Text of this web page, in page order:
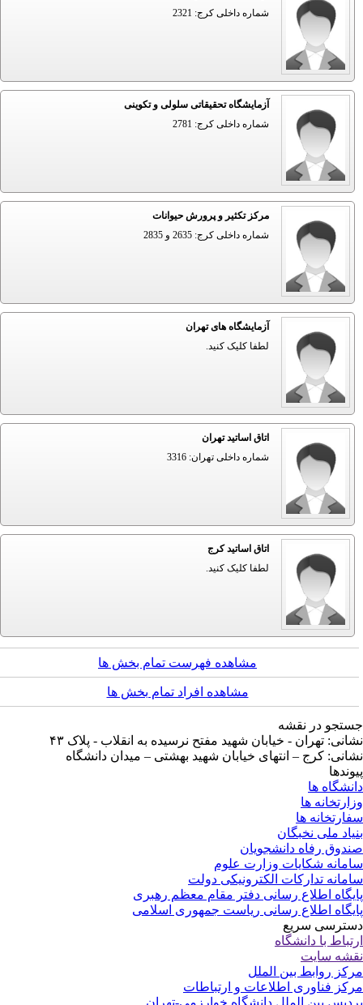
شماره داخلی کرج: 2321
آزمایشگاه تحقیقاتی سلولی و تکوینی
شماره داخلی کرج: 2781
مرکز تکثیر و پرورش حیوانات
شماره داخلی کرج: 2635 و 2835
آزمایشگاه های تهران
لطفا کلیک کنید.
اتاق اساتید تهران
شماره داخلی تهران: 3316
اتاق اساتید کرج
لطفا کلیک کنید.
مشاهده فهرست تمام بخش ها
مشاهده افراد تمام بخش ها
در نقشه
تهران - خیابان شهید مفتح نرسیده به انقلاب - پلاک ۴۳
کرج – انتهای خیابان شهید بهشتی – میدان دانشگاه
ها
ها
ها
ملی نخبگان
رفاه دانشجویان
شکایات وزارت علوم
تدارکات الکترونیکی دولت
اطلاع رسانی دفتر مقام معظم رهبری
اطلاع رسانی ریاست جمهوری اسلامی
سریع
با دانشگاه
سایت
روابط بین الملل
فناوری اطلاعات و ارتباطات
بین الملل دانشگاه خوارزمی-تهران